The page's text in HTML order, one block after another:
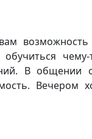
обучиться
В общении
Вечером